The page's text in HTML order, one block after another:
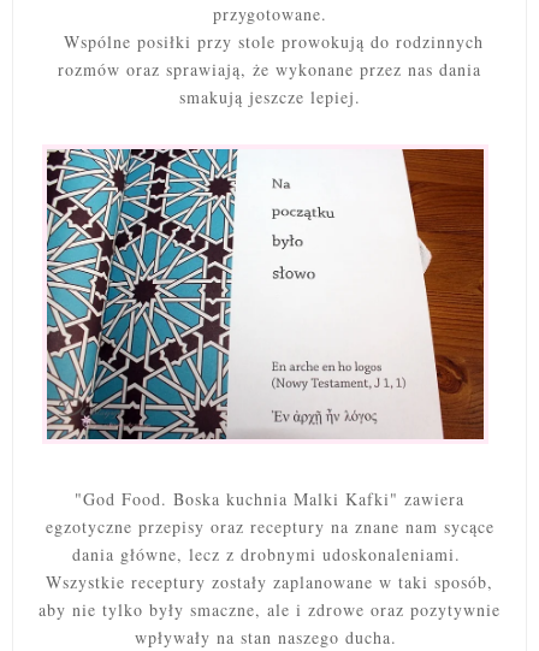
przygotowane.
Wspólne posiłki przy stole prowokują do rodzinnych
rozmów oraz sprawiają, że wykonane przez nas dania
smakują jeszcze lepiej.
"God Food. Boska kuchnia Malki Kafki" zawiera
egzotyczne przepisy oraz receptury na znane nam sycące
dania główne, lecz z drobnymi udoskonaleniami.
Wszystkie receptury zostały zaplanowane w taki sposób,
aby nie tylko były smaczne, ale i zdrowe oraz pozytywnie
wpływały na stan naszego ducha.